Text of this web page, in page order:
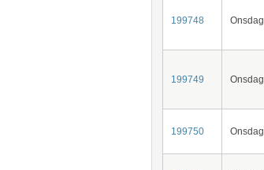
199748 Onsdag
199749 Onsdag
199750 Onsdag